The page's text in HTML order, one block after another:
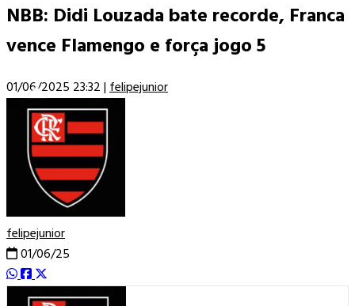
NBB: Didi Louzada bate recorde, Franca
vence Flamengo e força jogo 5
01/06/2025 23:32|felipejunior
felipejunior
01/06/25